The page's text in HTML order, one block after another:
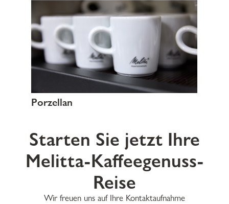
Porzellan
Starten Sie jetzt Ihre
Melitta-Kaffeegenuss-
Reise
Wir freuen uns auf Ihre Kontaktaufnahme